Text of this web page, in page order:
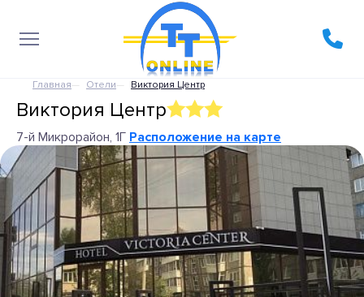
Главная Отели Виктория Центр
Виктория Центр
7-й Микрорайон, 1Г Расположение на карте